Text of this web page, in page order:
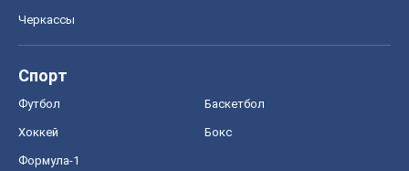
Черкассы
Спорт
Футбол Баскетбол
Хоккей Бокс
Формула-1